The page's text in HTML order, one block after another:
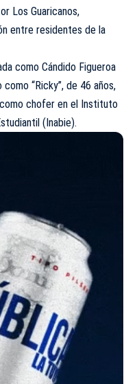
Los Guaricanos,
entre residentes de la
como Cándido Figueroa
“Ricky”, de 46 años,
chofer en el Instituto
(Inabie).